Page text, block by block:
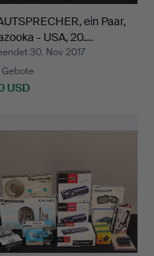
ein Paar,
- USA, 20.…
30. Nov 2017
Gebote
USD